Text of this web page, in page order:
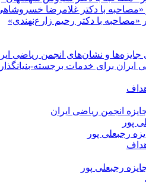
«مصاحبه با دکتر غلامرضا
«مصاحبه با دکتر رحیم زارع‌نهندی»
و نشان‌های انجمن ریاضی
ایران برای خدمات برجسته-
انجمن ریاضی ایران
پور
رجبعلی پور
رجبعلی پور